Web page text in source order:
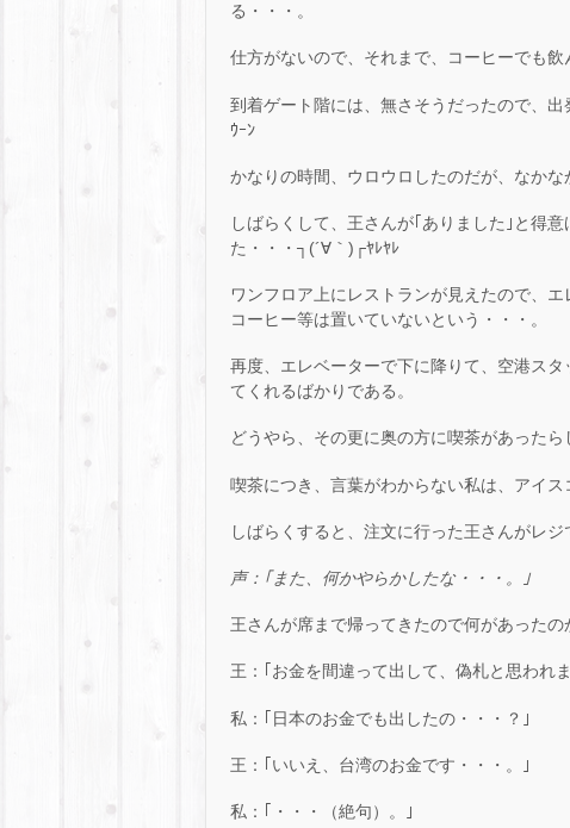
る・・・。
仕方がないので、それまで、コーヒーでも飲
到着ゲート階には、無さそうだったので、
ｳｰﾝ
かなりの時間、ウロウロしたのだが、なかな
しばらくして、王さんが｢ありました｣と得
た・・・┐(´∀｀)┌ﾔﾚﾔﾚ
ワンフロア上にレストランが見えたので、
コーヒー等は置いていないという・・・。
再度、エレベーターで下に降りて、空港ス
てくれるばかりである。
どうやら、その更に奥の方に喫茶があったら
喫茶につき、言葉がわからない私は、アイス
しばらくすると、注文に行った王さんがレジ
声：｢また、何かやらかしたな・・・。｣
王さんが席まで帰ってきたので何があったの
王：｢お金を間違って出して、偽札と思われ
私：｢日本のお金でも出したの・・・？｣
王：｢いいえ、台湾のお金です・・・。｣
私：｢・・・（絶句）。｣